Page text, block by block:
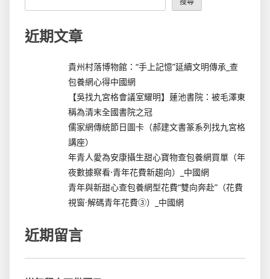
近期文章
貴州村落博物館：“手上記憶”延續文明傳承_查
包養網心得中國網
【吳找九宮格會議室耀明】蓮池書院：被毛澤東
稱為清末全國書院之冠
儒家網傳統節日圖卡（郝建文書篆系列找九宮格
講座）
年青人愛為安康攝生甜心寶物查包養網買單（年
夜數據察看·青年花費新趨向）_中國網
青年與新甜心查包養網型花費“雙向奔赴”（花費
視窗·解碼青年花費③）_中國網
近期留言